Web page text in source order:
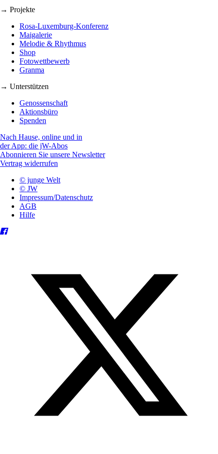
→ Projekte
Rosa-Luxemburg-Konferenz
Maigalerie
Melodie & Rhythmus
Shop
Fotowettbewerb
Granma
→ Unterstützen
Genossenschaft
Aktionsbüro
Spenden
Nach Hause, online und in
der App: die jW-Abos
Abonnieren Sie unsere Newsletter
Vertrag widerrufen
© junge Welt
© JW
Impressum/Datenschutz
AGB
Hilfe